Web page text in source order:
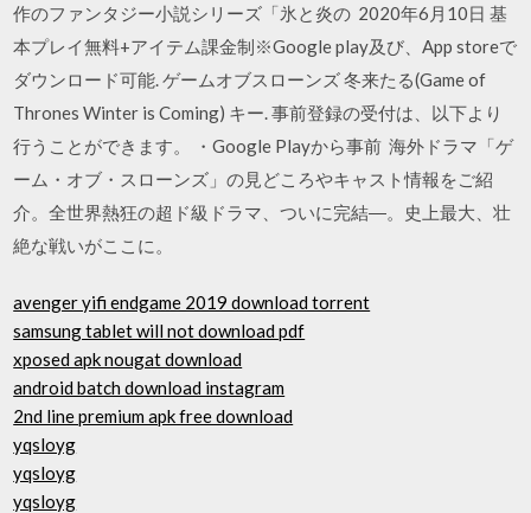
作のファンタジー小説シリーズ「氷と炎の 2020年6月10日 基
本プレイ無料+アイテム課金制※Google play及び、App storeで
ダウンロード可能. ゲームオブスローンズ 冬来たる(Game of
Thrones Winter is Coming) キー. 事前登録の受付は、以下より
行うことができます。 ・Google Playから事前 海外ドラマ「ゲ
ーム・オブ・スローンズ」の見どころやキャスト情報をご紹
介。全世界熱狂の超ド級ドラマ、ついに完結―。史上最大、壮
絶な戦いがここに。
avenger yifi endgame 2019 download torrent
samsung tablet will not download pdf
xposed apk nougat download
android batch download instagram
2nd line premium apk free download
yqsloyg
yqsloyg
yqsloyg